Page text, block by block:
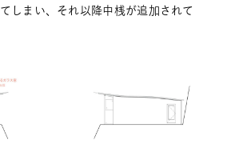
しまい、それ以降中桟が追加されて